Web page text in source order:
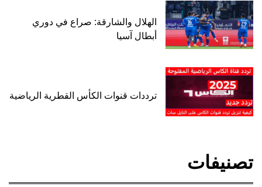
الهلال والشارقة: صراع في دوري
أبطال آسيا
ترددات قنوات الكأس القطرية الرياضية
تصنيفات